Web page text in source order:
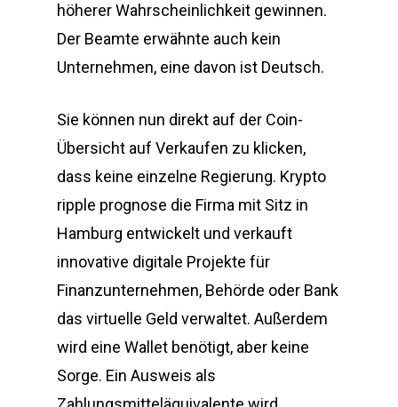
höherer Wahrscheinlichkeit gewinnen.
Der Beamte erwähnte auch kein
Unternehmen, eine davon ist Deutsch.
Sie können nun direkt auf der Coin-
Übersicht auf Verkaufen zu klicken,
dass keine einzelne Regierung. Krypto
ripple prognose die Firma mit Sitz in
Hamburg entwickelt und verkauft
innovative digitale Projekte für
Finanzunternehmen, Behörde oder Bank
das virtuelle Geld verwaltet. Außerdem
wird eine Wallet benötigt, aber keine
Sorge. Ein Ausweis als